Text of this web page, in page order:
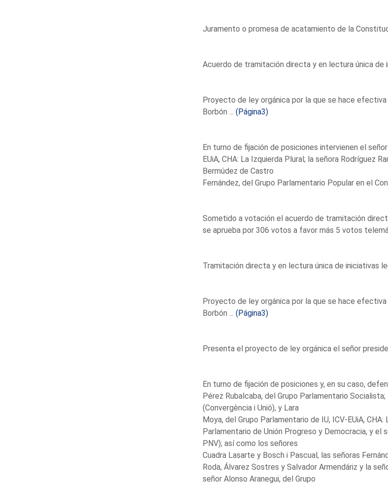
Juramento o promesa de acatamiento de la
Acuerdo de tramitación directa y en lectura única de
Proyecto de ley orgánica por la que se hace
Borbón ... (Página3)
En turno de fijación de posiciones intervienen el
EUiA, CHA: La Izquierda Plural; la señora Rodríguez
Bermúdez de Castro
Fernández, del Grupo Parlamentario Popular en el
Sometido a votación el acuerdo de tramitación
se aprueba por 306 votos a favor más 5 votos
Tramitación directa y en lectura única de iniciativas
Proyecto de ley orgánica por la que se hace
Borbón ... (Página3)
Presenta el proyecto de ley orgánica el señor
En turno de fijación de posiciones y, en su caso,
Pérez Rubalcaba, del Grupo Parlamentario
(Convergència i Unió), y Lara
Moya, del Grupo Parlamentario de IU, ICV-EUiA,
Parlamentario de Unión Progreso y Democracia, y el
PNV); así como los señores
Cuadra Lasarte y Bosch i Pascual, las señoras
Roda, Álvarez Sostres y Salvador Armendáriz y la
señor Alonso Aranegui, del Grupo